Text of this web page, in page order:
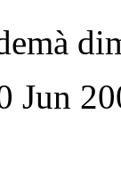
Jun